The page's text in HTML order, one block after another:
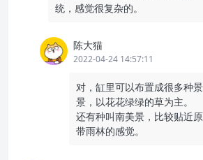
统，感觉很复杂的。
陈大猫
2022-04-24 14:57:11
对，缸里可以布置成很多种
景，以花花绿绿的草为主。
还有种叫南美景，比较贴近
带雨林的感觉。